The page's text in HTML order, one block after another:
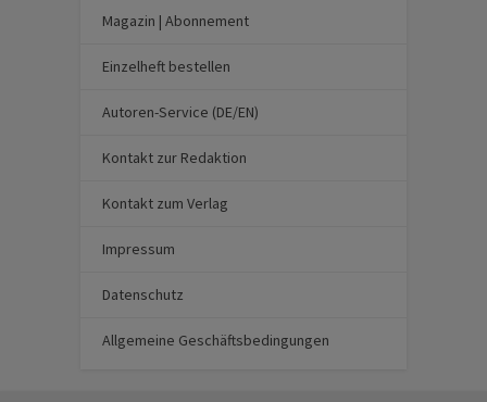
Magazin | Abonnement
Einzelheft bestellen
Autoren-Service (DE/EN)
Kontakt zur Redaktion
Kontakt zum Verlag
Impressum
Datenschutz
Allgemeine Geschäftsbedingungen